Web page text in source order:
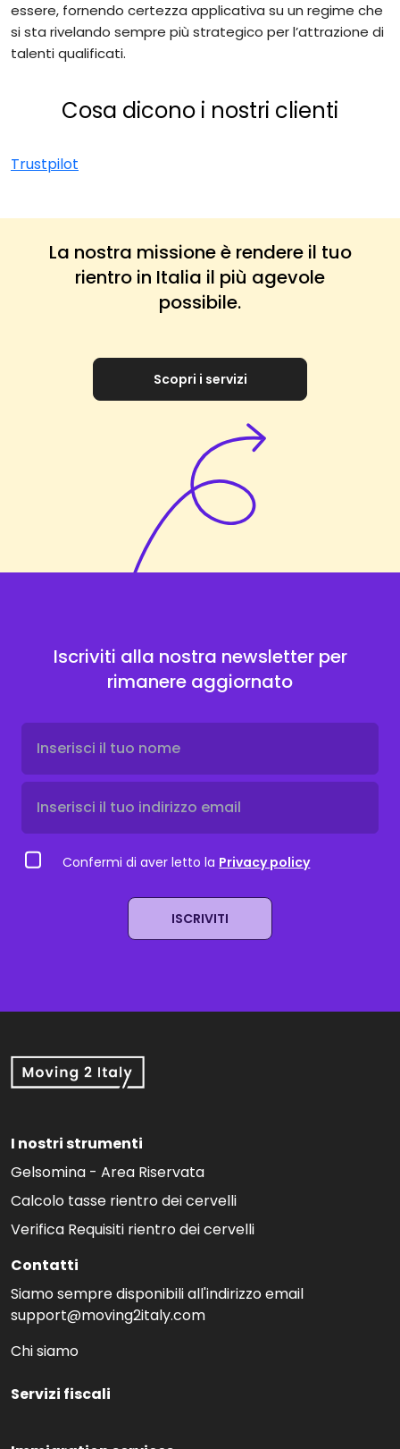
essere, fornendo certezza applicativa su un regime che
si sta rivelando sempre più strategico per l’attrazione di
talenti qualificati.
Cosa dicono i nostri clienti
Trustpilot
La nostra missione è rendere il tuo
rientro in Italia il più agevole
possibile.
Scopri i servizi
Iscriviti alla nostra newsletter per
rimanere aggiornato
Confermi di aver letto la Privacy policy
ISCRIVITI
I nostri strumenti
Gelsomina - Area Riservata
Calcolo tasse rientro dei cervelli
Verifica Requisiti rientro dei cervelli
Contatti
Siamo sempre disponibili all'indirizzo email
support@moving2italy.com
Chi siamo
Servizi fiscali